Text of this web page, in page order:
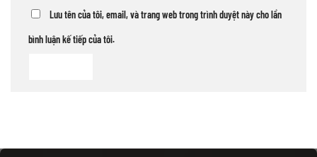
Lưu tên của tôi, email, và trang web trong trình duyệt này cho lần
bình luận kế tiếp của tôi.